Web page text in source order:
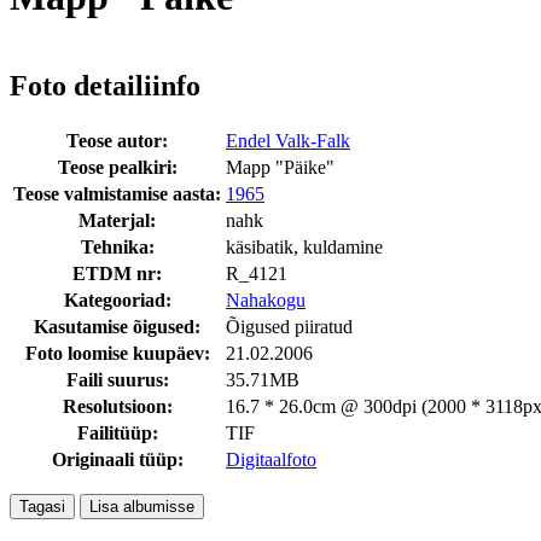
Foto detailiinfo
Teose autor:
Endel Valk-Falk
Teose pealkiri:
Mapp "Päike"
Teose valmistamise aasta: 1965
Materjal:
nahk
Tehnika:
käsibatik, kuldamine
ETDM nr:
R_4121
Kategooriad:
Nahakogu
Kasutamise õigused:
Õigused piiratud
Foto loomise kuupäev:
21.02.2006
Faili suurus:
35.71MB
Resolutsioon:
16.7 * 26.0cm @ 300dpi (2000 *
Failitüüp:
TIF
Originaali tüüp:
Digitaalfoto